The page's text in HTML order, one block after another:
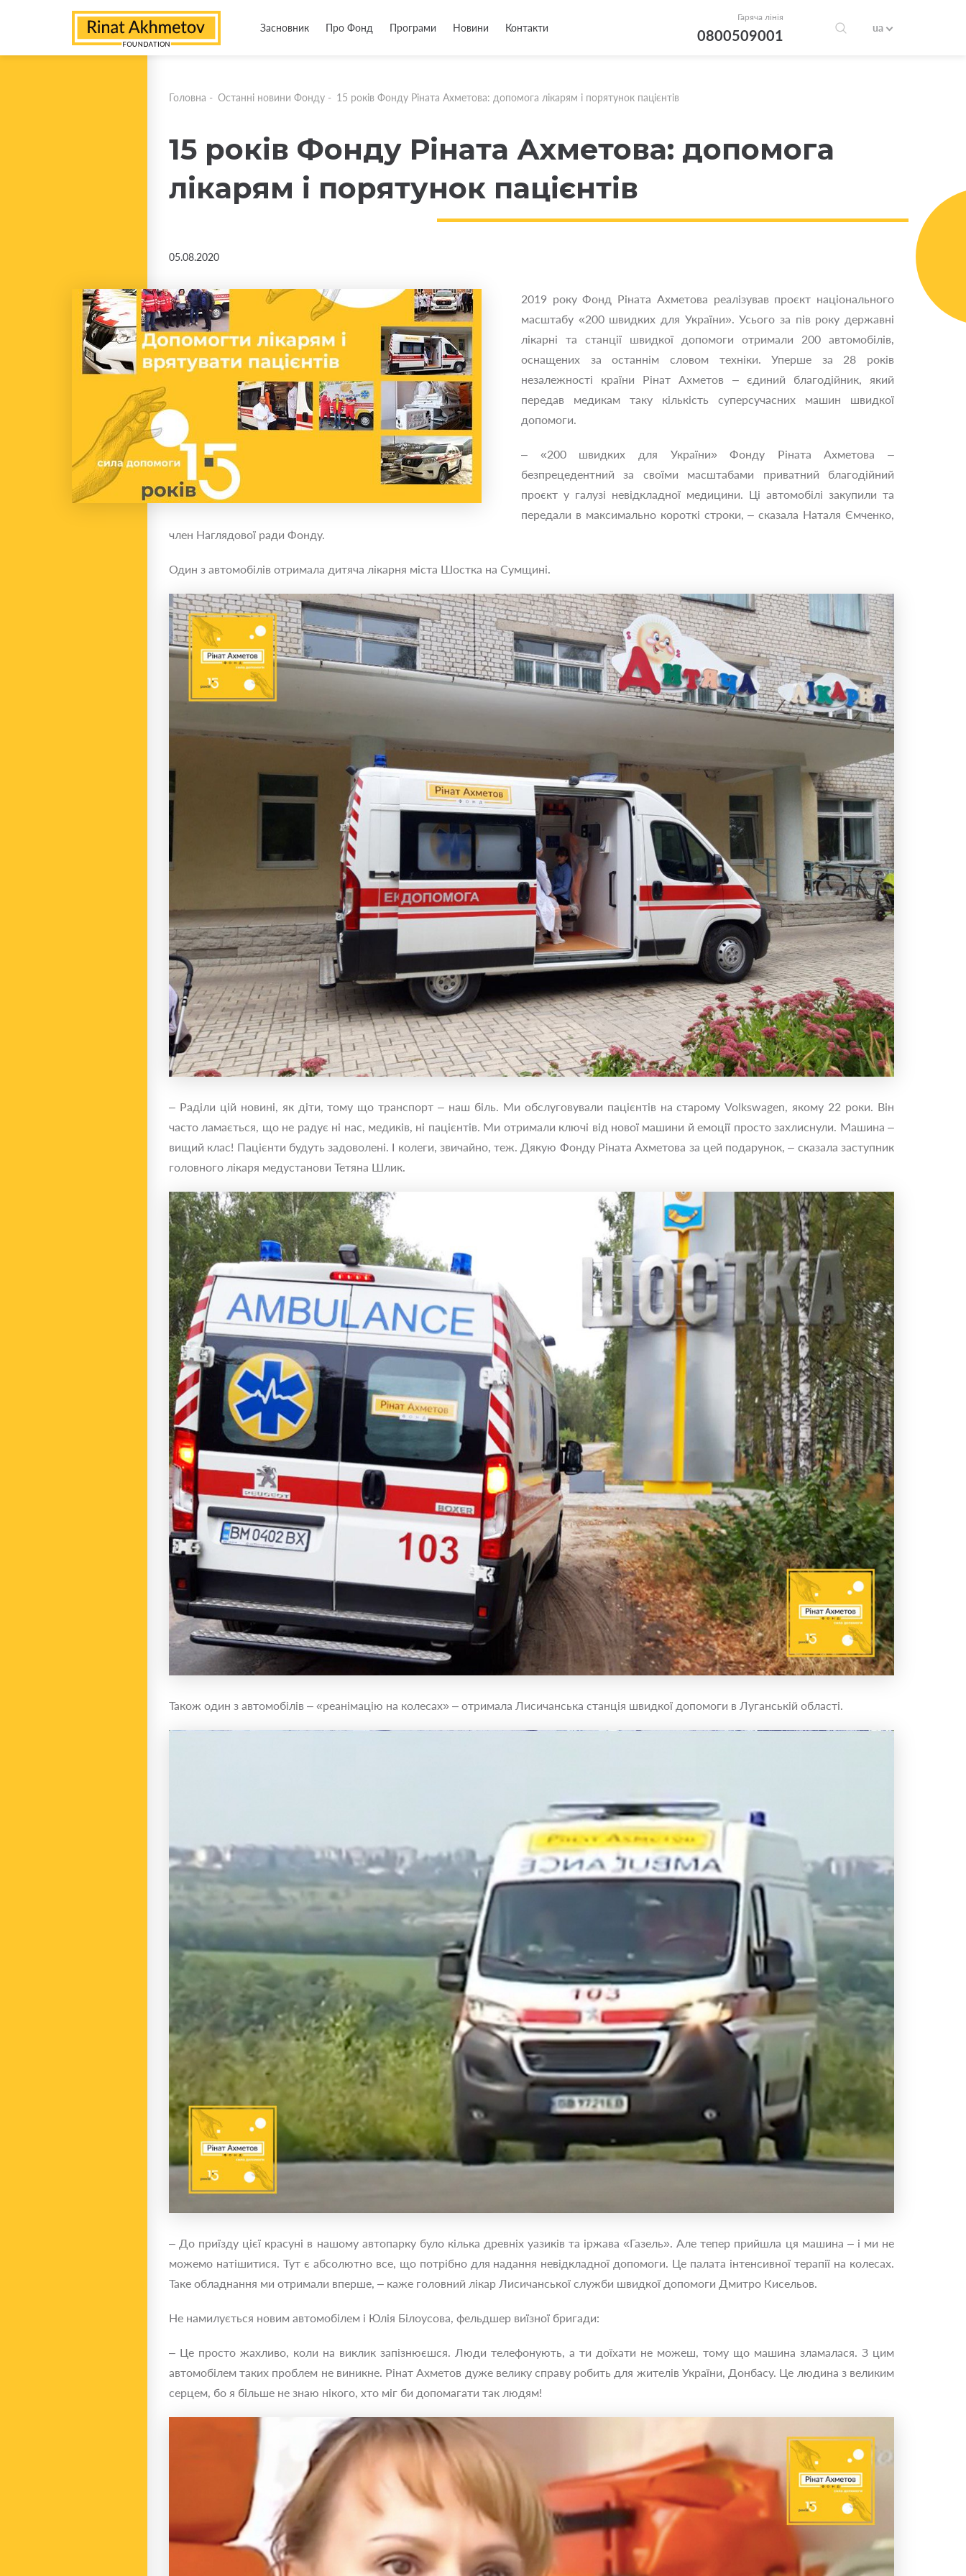
Засновник Про Фонд Програми Новини Контакти
Гаряча лінія
0800509001 ua
Головна - Останні новини Фонду - 15 років Фонду Ріната Ахметова: допомога лікарям і порятунок пацієнтів
15 років Фонду Ріната Ахметова: допомога
лікарям і порятунок пацієнтів
05.08.2020
2019 року Фонд Ріната Ахметова реалізував проєкт національного
масштабу «200 швидких для України». Усього за пів року державні
лікарні та станції швидкої допомоги отримали 200 автомобілів,
оснащених за останнім словом техніки. Уперше за 28 років
незалежності країни Рінат Ахметов – єдиний благодійник, який
передав медикам таку кількість суперсучасних машин швидкої
допомоги.
– «200 швидких для України» Фонду Ріната Ахметова –
безпрецедентний за своїми масштабами приватний благодійний
проєкт у галузі невідкладної медицини. Ці автомобілі закупили та
передали в максимально короткі строки, – сказала Наталя Ємченко,
член Наглядової ради Фонду.
Один з автомобілів отримала дитяча лікарня міста Шостка на Сумщині.
– Раділи цій новині, як діти, тому що транспорт – наш біль. Ми обслуговували пацієнтів на старому Volkswagen, якому 22 роки. Він
часто ламається, що не радує ні нас, медиків, ні пацієнтів. Ми отримали ключі від нової машини й емоції просто захлиснули. Машина –
вищий клас! Пацієнти будуть задоволені. І колеги, звичайно, теж. Дякую Фонду Ріната Ахметова за цей подарунок, – сказала заступник
головного лікаря медустанови Тетяна Шлик.
Також один з автомобілів – «реанімацію на колесах» – отримала Лисичанська станція швидкої допомоги в Луганській області.
– До приїзду цієї красуні в нашому автопарку було кілька древніх уазиків та іржава «Газель». Але тепер прийшла ця машина – і ми не
можемо натішитися. Тут є абсолютно все, що потрібно для надання невідкладної допомоги. Це палата інтенсивної терапії на колесах.
Таке обладнання ми отримали вперше, – каже головний лікар Лисичанської служби швидкої допомоги Дмитро Кисельов.
Не намилується новим автомобілем і Юлія Білоусова, фельдшер виїзної бригади:
– Це просто жахливо, коли на виклик запізнюєшся. Люди телефонують, а ти доїхати не можеш, тому що машина зламалася. З цим
автомобілем таких проблем не виникне. Рінат Ахметов дуже велику справу робить для жителів України, Донбасу. Це людина з великим
серцем, бо я більше не знаю нікого, хто міг би допомагати так людям!